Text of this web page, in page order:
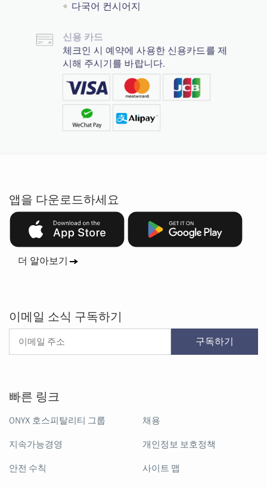
다국어 컨시어지
신용 카드
체크인 시 예약에 사용한 신용카드를 제
시해 주시기를 바랍니다.
앱을 다운로드하세요
더 알아보기
이메일 소식 구독하기
구독하기
빠른 링크
ONYX 호스피탈리티 그룹
지속가능경영
안전 수칙
채용
개인정보 보호정책
사이트 맵